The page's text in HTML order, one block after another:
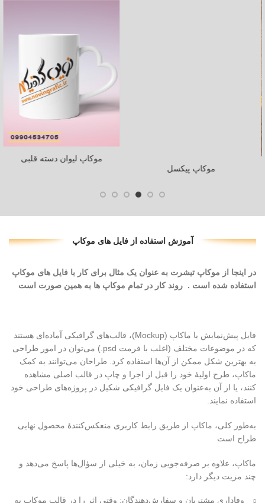
موکاپ پیکسل
موکاپ لیوان دسته قلبی
آموزش استفاده از فایل های موکاپ
در اینجا از موکاپ تیشرت به عنوان یک مثال برای کار با فایل های موکاپ
استفاده شده است . روند کار در تمام موکاپ ها به همین صورت است
فایل پیش‌نمایش یا ماکاپ (Mockup)، قالب‌های گرافیکی آماده‌ای هستند
که در موضوعات مختلف (اغلب با فرمت psd.) می‌توان در امور طراحی
به بهترین شکل ممکن از آن‌ها استفاده کرد. طراحان می‌توانند به کمک
ماکاپ، طرح اولیهٔ خود را قبل از اجرا و چاپ در قالب اصلی مشاهده
کنند، یا از آن به‌عنوان یک فایل گرافیکی شکیل در پروژه‌های طراحی خود
استفاده نمایند.
به‌طور کلی، ماکاپ از طریق رابط کاربری منعکس‌کنندهٔ محصول نهایی
طراح است
ماکاپ، علاوه بر صرفه‌جویی زمان، به خیلی از سؤال‌ها پاسخ می‌دهد و
چند مزیت دیگر دارد:
وفاداری مشتریان و سفارش‌دهندگان: وقتی اثر را در قالب موکاپ به